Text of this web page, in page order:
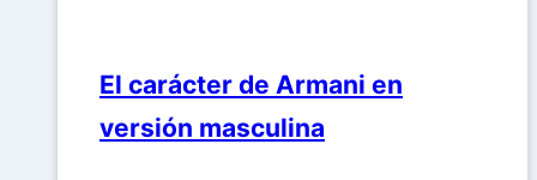
El carácter de Armani en
versión masculina